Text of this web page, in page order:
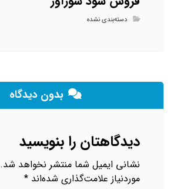
دسته‌بندی نشده
بدون دیدگاه
دیدگاهتان را بنویسید
نشانی ایمیل شما منتشر نخواهد شد.
موردنیاز علامت‌گذاری شده‌اند*